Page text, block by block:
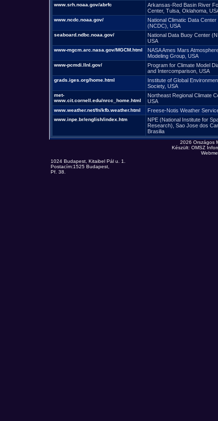
www.srh.noaa.gov/abrfc
Arkansas-Red Basin River
Center, Tulsa, Oklahoma,
www.ncdc.noaa.gov/
National Climatic Data Center
(NCDC), USA
seaboard.ndbc.noaa.gov/
National Data Buoy Center
USA
www-mgcm.arc.nasa.gov/MGCM.html
NASA Ames Mars
Modeling Group, USA
www-pcmdi.llnl.gov/
Program for Climate Model
and Intercomparison, USA
grads.iges.org/home.html
Institute of Global
Society, USA
met-
www.cit.cornell.edu/nrcc_home.html
Northeast Regional Climate
USA
www.weather.net/fn/kfb.weather.html Freese-Notis Weather
www.inpe.br/english/index.htm
NPE (National Institute for
Research), Sao Jose dos
Brasilia
2026
Készült: OMSZ
1024 Budapest, Kitaibel Pál u. 1.
Postacím:1525 Budapest,
Pf. 38.